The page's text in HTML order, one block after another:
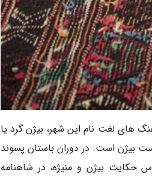
های لغت نام این شهر، بیژن گرد یا
بیژن است. در دوران باستان پسوند
حکایت بیژن و منیژه، در شاهنامه